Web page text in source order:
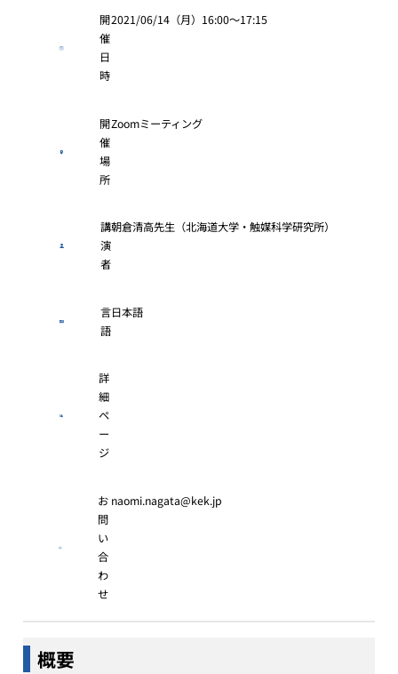
開
催
日
時
2021/06/14（月）16:00〜17:15
開
催
場
所
Zoomミーティング
講
演
者
朝倉清高先生（北海道大学・触媒科学研究所）
言
語
日本語
詳
細
ペ
ー
ジ
お
問
い
合
わ
せ
naomi.nagata@kek.jp
概要